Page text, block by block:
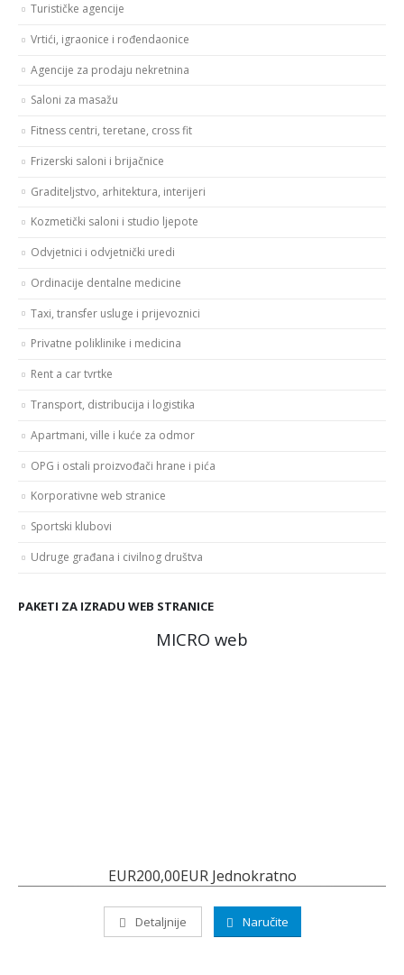
Turističke agencije
Vrtići, igraonice i rođendaonice
Agencije za prodaju nekretnina
Saloni za masažu
Fitness centri, teretane, cross fit
Frizerski saloni i brijačnice
Graditeljstvo, arhitektura, interijeri
Kozmetički saloni i studio ljepote
Odvjetnici i odvjetnički uredi
Ordinacije dentalne medicine
Taxi, transfer usluge i prijevoznici
Privatne poliklinike i medicina
Rent a car tvrtke
Transport, distribucija i logistika
Apartmani, ville i kuće za odmor
OPG i ostali proizvođači hrane i pića
Korporativne web stranice
Sportski klubovi
Udruge građana i civilnog društva
PAKETI ZA IZRADU WEB STRANICE
MICRO web
EUR200,00EUR Jednokratno
Detaljnije Naručite